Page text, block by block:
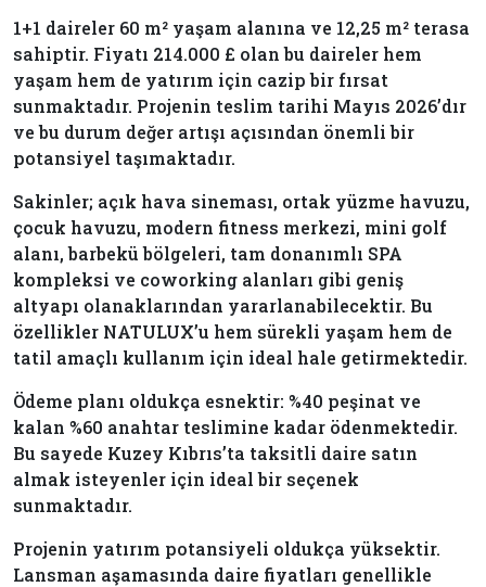
1+1 daireler 60 m² yaşam alanına ve 12,25 m² terasa
sahiptir. Fiyatı 214.000 £ olan bu daireler hem
yaşam hem de yatırım için cazip bir fırsat
sunmaktadır. Projenin teslim tarihi Mayıs 2026’dır
ve bu durum değer artışı açısından önemli bir
potansiyel taşımaktadır.
Sakinler; açık hava sineması, ortak yüzme havuzu,
çocuk havuzu, modern fitness merkezi, mini golf
alanı, barbekü bölgeleri, tam donanımlı SPA
kompleksi ve coworking alanları gibi geniş
altyapı olanaklarından yararlanabilecektir. Bu
özellikler NATULUX’u hem sürekli yaşam hem de
tatil amaçlı kullanım için ideal hale getirmektedir.
Ödeme planı oldukça esnektir: %40 peşinat ve
kalan %60 anahtar teslimine kadar ödenmektedir.
Bu sayede Kuzey Kıbrıs’ta taksitli daire satın
almak isteyenler için ideal bir seçenek
sunmaktadır.
Projenin yatırım potansiyeli oldukça yüksektir.
Lansman aşamasında daire fiyatları genellikle